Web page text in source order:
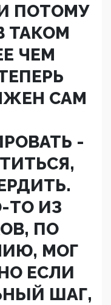
ПОТОМУ
ТАКОМ
ЧЕМ
САМ
-
ТО ИЗ
ПО
МОГ
ЕСЛИ
ШАГ,